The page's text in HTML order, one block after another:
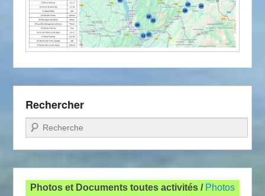
Rechercher
Recherche
Photos et Documents toutes activités / Photos